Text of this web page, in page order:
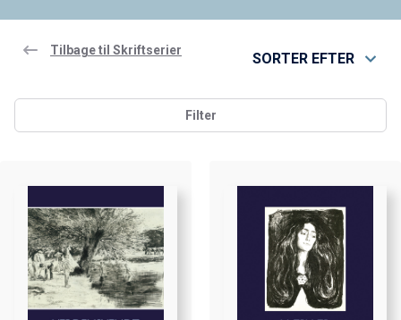
Tilbage til Skriftserier SORTER EFTER
Filter